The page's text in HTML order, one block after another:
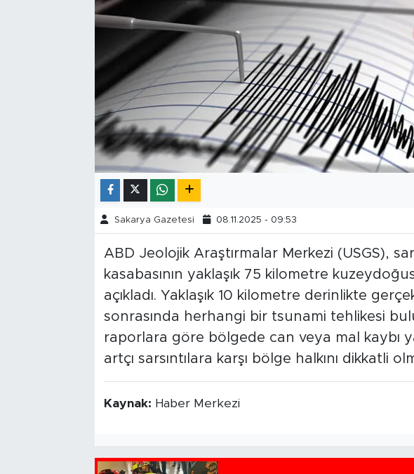
Sakarya Gazetesi 08.11.2025 - 09:53
ABD Jeolojik Araştırmalar Merkezi (USGS),
kasabasının yaklaşık 75 kilometre
açıkladı. Yaklaşık 10 kilometre derinlikte
sonrasında herhangi bir tsunami tehlikesi
raporlara göre bölgede can veya mal kaybı
artçı sarsıntılara karşı bölge halkını dikkatli
Kaynak: Haber Merkezi
Resmi İlanlar
Foto Şaka
Teknoloji